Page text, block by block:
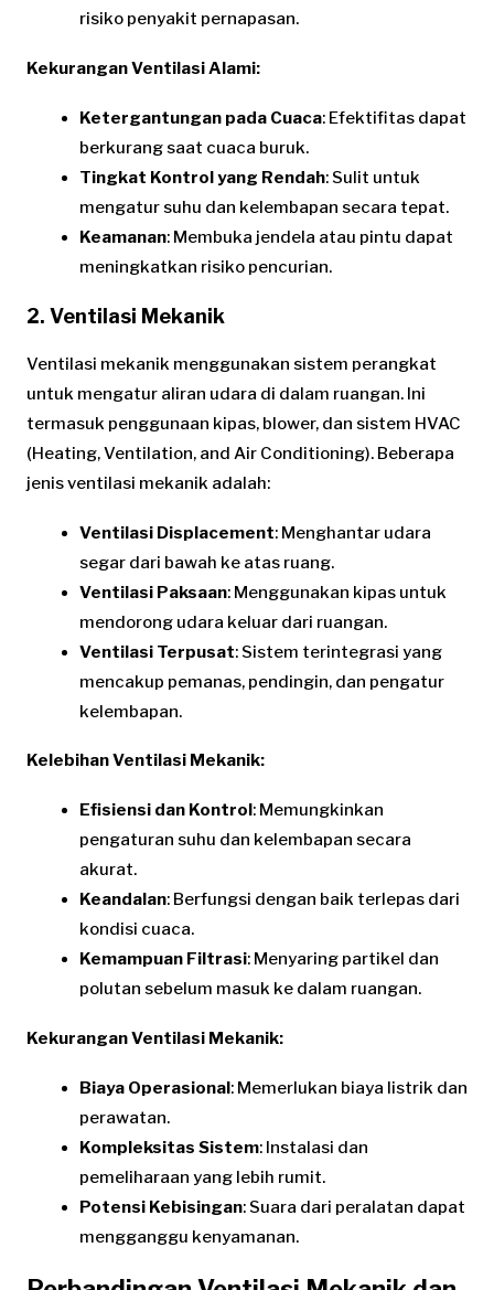
risiko penyakit pernapasan.
Kekurangan Ventilasi Alami:
Ketergantungan pada Cuaca: Efektifitas dapat
berkurang saat cuaca buruk.
Tingkat Kontrol yang Rendah: Sulit untuk
mengatur suhu dan kelembapan secara tepat.
Keamanan: Membuka jendela atau pintu dapat
meningkatkan risiko pencurian.
2. Ventilasi Mekanik
Ventilasi mekanik menggunakan sistem perangkat
untuk mengatur aliran udara di dalam ruangan. Ini
termasuk penggunaan kipas, blower, dan sistem HVAC
(Heating, Ventilation, and Air Conditioning). Beberapa
jenis ventilasi mekanik adalah:
Ventilasi Displacement: Menghantar udara
segar dari bawah ke atas ruang.
Ventilasi Paksaan: Menggunakan kipas untuk
mendorong udara keluar dari ruangan.
Ventilasi Terpusat: Sistem terintegrasi yang
mencakup pemanas, pendingin, dan pengatur
kelembapan.
Kelebihan Ventilasi Mekanik:
Efisiensi dan Kontrol : Memungkinkan
pengaturan suhu dan kelembapan secara
akurat.
Keandalan: Berfungsi dengan baik terlepas dari
kondisi cuaca.
Kemampuan Filtrasi: Menyaring partikel dan
polutan sebelum masuk ke dalam ruangan.
Kekurangan Ventilasi Mekanik:
Biaya Operasional : Memerlukan biaya listrik dan
perawatan.
Kompleksitas Sistem: Instalasi dan
pemeliharaan yang lebih rumit.
Potensi Kebisingan: Suara dari peralatan dapat
mengganggu kenyamanan.